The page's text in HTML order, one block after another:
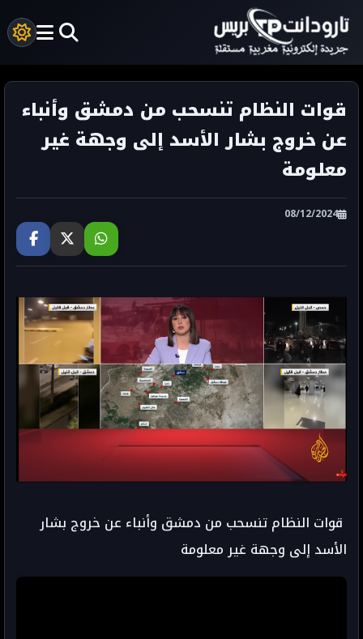
قوات النظام تنسحب من دمشق وأنباء
عن خروج بشار الأسد إلى وجهة غير
معلومة
08/12/2024
قوات النظام تنسحب من دمشق وأنباء عن خروج بشار
الأسد إلى وجهة غير معلومة